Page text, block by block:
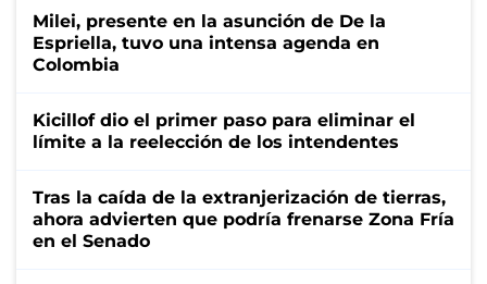
Milei, presente en la asunción de De la
Espriella, tuvo una intensa agenda en
Colombia
Kicillof dio el primer paso para eliminar el
límite a la reelección de los intendentes
Tras la caída de la extranjerización de tierras,
ahora advierten que podría frenarse Zona Fría
en el Senado